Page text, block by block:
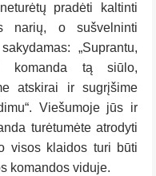
pradėti kaltinti
narių, o sušvelninti
„Suprantu,
komanda tą siūlo,
atskirai ir sugrįšime
Viešumoje jūs ir
turėtumėte atrodyti
visos klaidos turi būti
komandos viduje.